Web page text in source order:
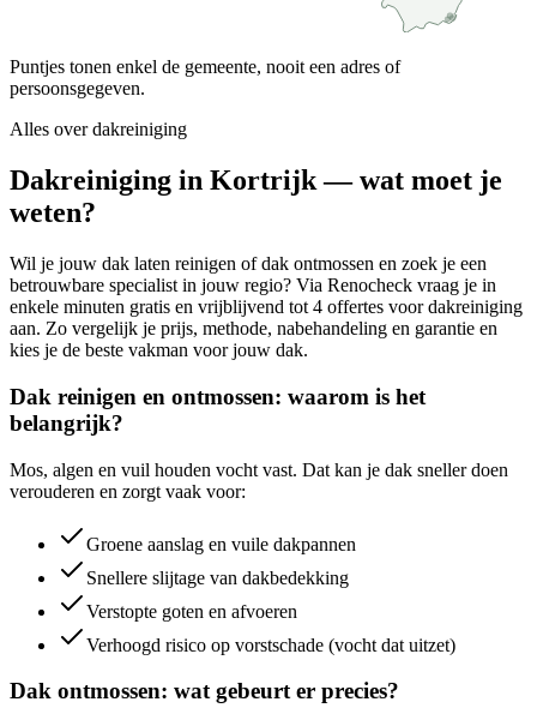
Puntjes tonen enkel de gemeente, nooit een adres of
persoonsgegeven.
Alles overdakreiniging
Dakreiniging in Kortrijk — wat moet je
weten?
Wil je jouw dak laten reinigen of dak ontmossen en zoek je een
betrouwbare specialist in jouw regio? Via Renocheck vraag je in
enkele minuten gratis en vrijblijvend tot 4 offertes voor dakreiniging
aan. Zo vergelijk je prijs, methode, nabehandeling en garantie en
kies je de beste vakman voor jouw dak.
Dak reinigen en ontmossen: waarom is het
belangrijk?
Mos, algen en vuil houden vocht vast. Dat kan je dak sneller doen
verouderen en zorgt vaak voor:
Groene aanslag en vuile dakpannen
Snellere slijtage van dakbedekking
Verstopte goten en afvoeren
Verhoogd risico op vorstschade (vocht dat uitzet)
Dak ontmossen: wat gebeurt er precies?